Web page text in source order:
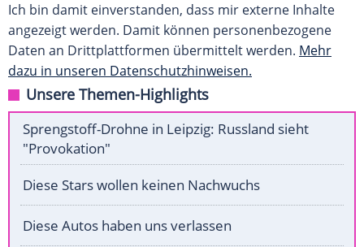
Ich bin damit einverstanden, dass mir externe Inhalte
angezeigt werden. Damit können personenbezogene
Daten an Drittplattformen übermittelt werden. Mehr
dazu in unseren Datenschutzhinweisen.
Unsere Themen-Highlights
Sprengstoff-Drohne in Leipzig: Russland sieht
"Provokation"
Diese Stars wollen keinen Nachwuchs
Diese Autos haben uns verlassen